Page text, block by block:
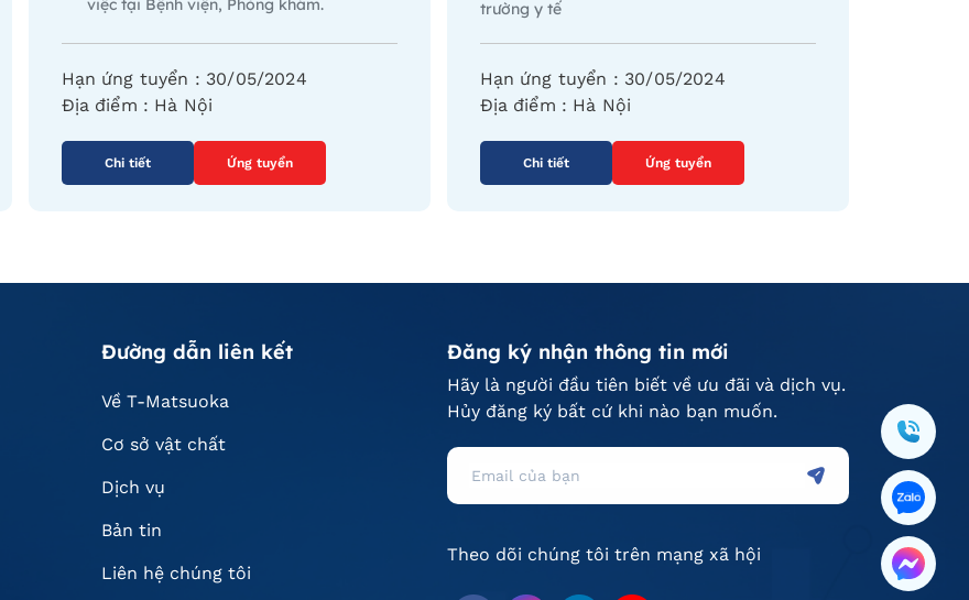
Hạn ứng tuyển : 30/05/2024
Địa điểm : Hà Nội
Chi tiết Ứng tuyển
trường y tế
Hạn ứng tuyển : 30/05/2024
Địa điểm : Hà Nội
Chi tiết Ứng tuyển
Đường dẫn liên kết
Về T-Matsuoka
Cơ sở vật chất
Dịch vụ
Bản tin
Liên hệ chúng tôi
Đăng ký nhận thông tin mới
Hãy là người đầu tiên biết về ưu đãi và dịch vụ.
Hủy đăng ký bất cứ khi nào bạn muốn.
Theo dõi chúng tôi trên mạng xã hội